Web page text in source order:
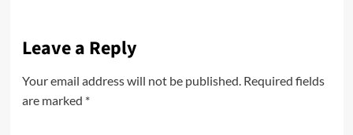
Leave a Reply
Your email address will not be published. Required fields
are marked *